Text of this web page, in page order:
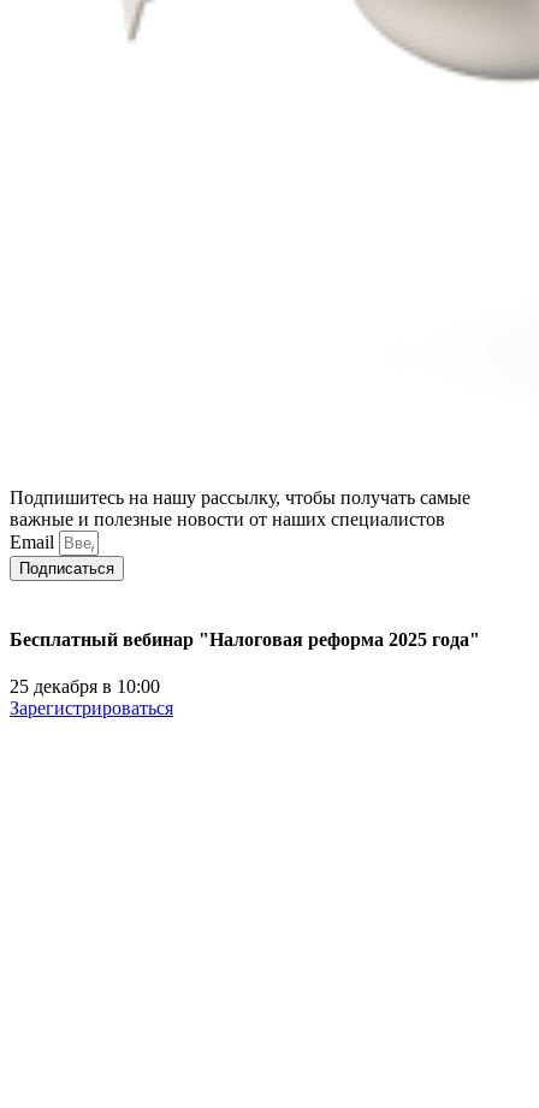
Подпишитесь на нашу рассылку, чтобы получать самые
важные и полезные новости от наших специалистов
Email
Подписаться
Бесплатный вебинар "Налоговая реформа 2025 года"
25 декабря в 10:00
Зарегистрироваться